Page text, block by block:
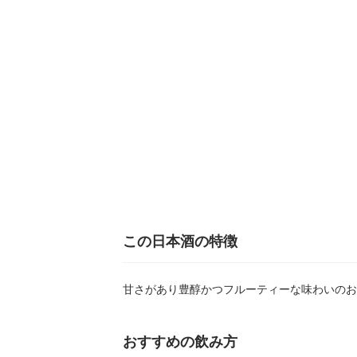
この日本酒の特徴
甘さがあり豊醇かつフルーティーな味わいの
おすすめの飲み方